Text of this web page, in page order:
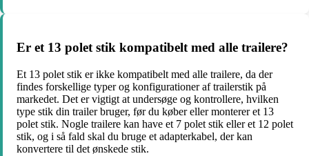
Er et 13 polet stik kompatibelt med alle trailere?
Et 13 polet stik er ikke kompatibelt med alle trailere, da der
findes forskellige typer og konfigurationer af trailerstik på
markedet. Det er vigtigt at undersøge og kontrollere, hvilken
type stik din trailer bruger, før du køber eller monterer et 13
polet stik. Nogle trailere kan have et 7 polet stik eller et 12 polet
stik, og i så fald skal du bruge et adapterkabel, der kan
konvertere til det ønskede stik.